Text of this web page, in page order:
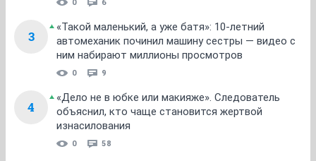
0 6
3
«Такой маленький, а уже батя»: 10-летний
автомеханик починил машину сестры — видео с
ним набирают миллионы просмотров
0 9
4
«Дело не в юбке или макияже». Следователь
объяснил, кто чаще становится жертвой
изнасилования
0 58